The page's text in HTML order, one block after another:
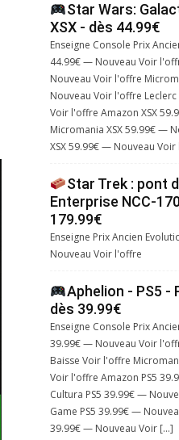
Star Wars:
XSX - dès 44.99€
Enseigne Console Prix
44.99€ — Nouveau Voir
Nouveau Voir l'offre
Nouveau Voir l'offre
Voir l'offre Amazon XSX
Micromania XSX 59.99€ —
XSX 59.99€ — Nouveau
Star Trek : pont
Enterprise NCC-
179.99€
Enseigne Prix Ancien
Nouveau Voir l'offre
Aphelion - PS5 -
dès 39.99€
Enseigne Console Prix
39.99€ — Nouveau Voir
Baisse Voir l'offre
Voir l'offre Amazon PS5
Cultura PS5 39.99€ —
Game PS5 39.99€ —
39.99€ — Nouveau Voir […]